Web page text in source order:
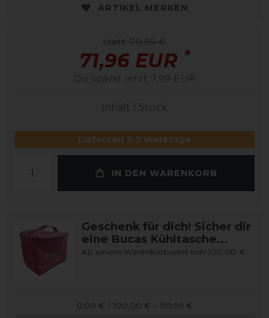
ARTIKEL MERKEN
statt 79,95 €
71,96 EUR *
Du sparst jetzt 7,99 EUR
Inhalt 1 Stück
Lieferzeit 3-5 Werktage
IN DEN WARENKORB
Geschenk für dich! Sicher dir
eine Bucas Kühltasche...
Ab einem Warenkorbwert von 100,00 €
0,00 € / 100,00 € – 199,99 €